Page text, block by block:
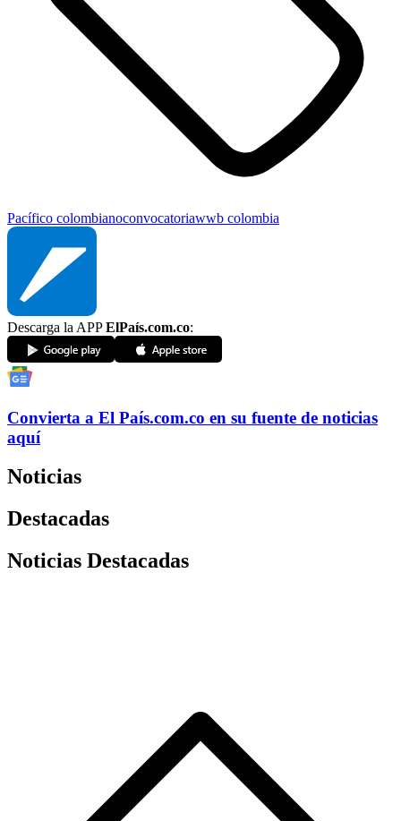
Pacífico colombianoconvocatoriawwb colombia
Descarga la APPElPaís.com.co:
Convierta a El País.com.co en su fuente de noticias
aquí
Noticias
Destacadas
Noticias Destacadas